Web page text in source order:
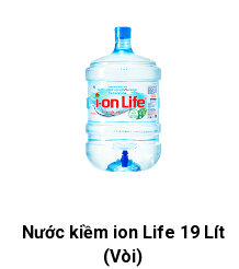
Nước kiềm ion Life 19 Lít
(Vòi)